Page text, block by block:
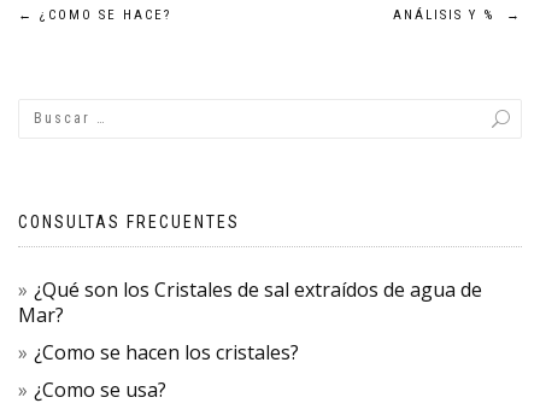
Navegación
entradas
← ¿COMO SE HACE? ANÁLISIS Y % →
CONSULTAS FRECUENTES
¿Qué son los Cristales de sal extraídos de agua de
Mar?
¿Como se hacen los cristales?
¿Como se usa?